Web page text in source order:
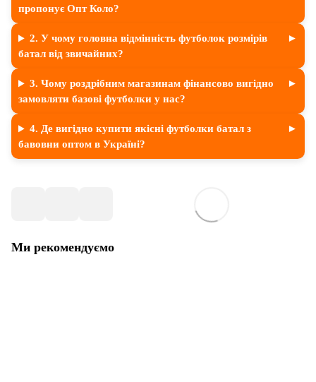
пропонує Опт Коло?
2. У чому головна відмінність футболок розмірів
батал від звичайних?
3. Чому роздрібним магазинам фінансово вигідно
замовляти базові футболки у нас?
4. Де вигідно купити якісні футболки батал з
бавовни оптом в Україні?
Ми рекомендуємо